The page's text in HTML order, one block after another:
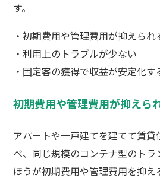
す。
・初期費用や管理費用が抑えられ
・利用上のトラブルが少ない
・固定客の獲得で収益が安定化す
初期費用や管理費用が抑えら
アパートや一戸建てを建てて賃
べ、同じ規模のコンテナ型のト
ほうが初期費用や管理費用を抑え